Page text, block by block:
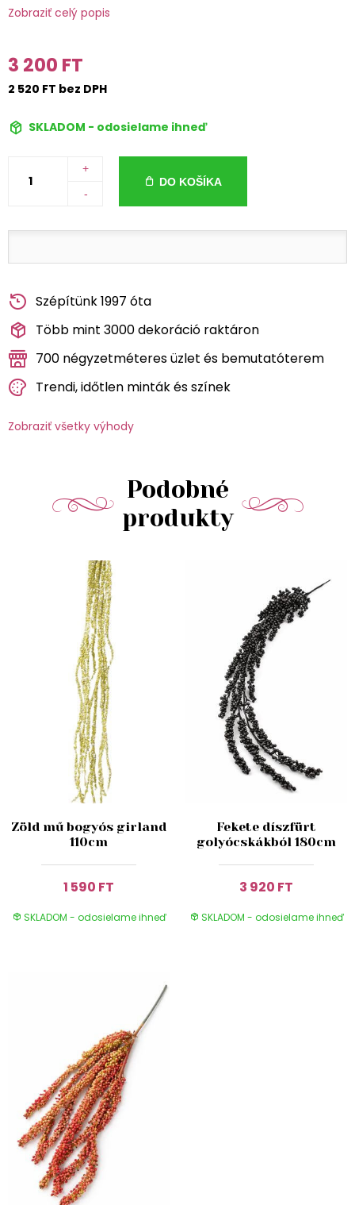
Zobraziť celý popis
3 200 FT
2 520 FT bez DPH
SKLADOM - odosielame ihneď
+
-
DO KOŠÍKA
Szépítünk 1997 óta
Több mint 3000 dekoráció raktáron
700 négyzetméteres üzlet és bemutatóterem
Trendi, időtlen minták és színek
Zobraziť všetky výhody
Podobné
produkty
Zöld mű bogyós girland
110cm
1 590 FT
SKLADOM - odosielame ihneď
Fekete díszfürt
golyócskákból 180cm
3 920 FT
SKLADOM - odosielame ihneď